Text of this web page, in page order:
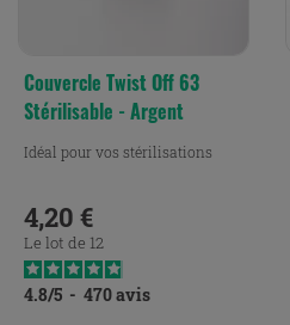
Couvercle Twist Off 63
Stérilisable - Argent
Idéal pour vos stérilisations
Prix
4,20 €
Le lot de 12
4.8/5 - 470avis